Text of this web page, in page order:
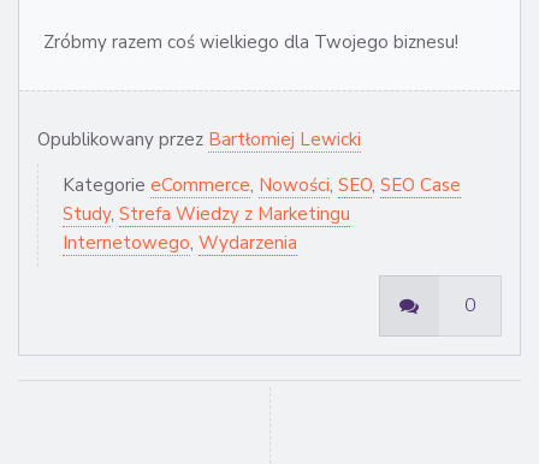
Zróbmy razem coś wielkiego dla Twojego biznesu!
Opublikowany przez Bartłomiej Lewicki
Kategorie eCommerce, Nowości, SEO, SEO Case
Study, Strefa Wiedzy z Marketingu
Internetowego, Wydarzenia
0